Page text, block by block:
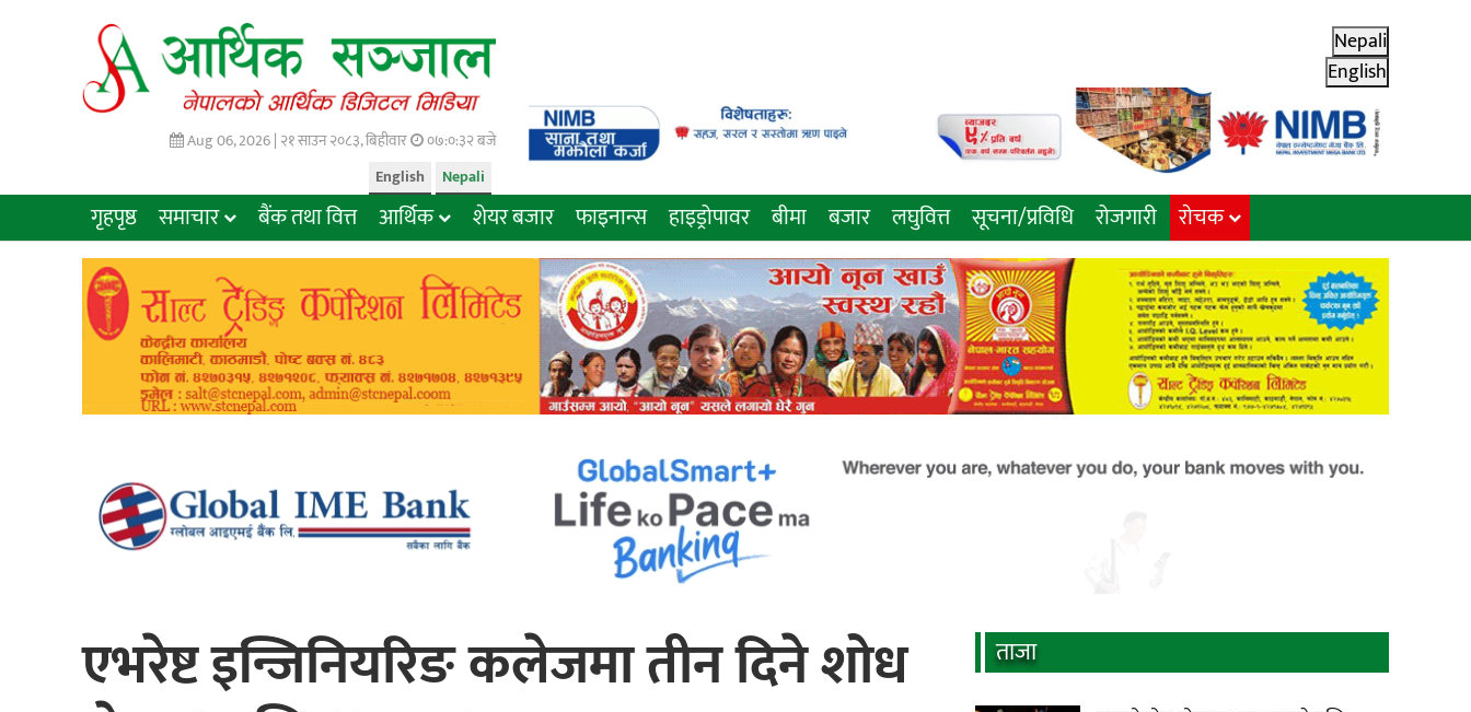
Aug 06, 2026 | २१ साउन २०८३, बिहीवार
०७:०:३३ बजे
Nepali
English
Nepali
English
गृहपृष्ठ समाचार बैंक तथा वित्त आर्थिक शेयर बजार फाइनान्स हाइड्रोपावर बीमा बजार लघुवित्त सूचना/प्रविधि रोजगारी राेचक
एभरेष्ट इन्जिनियरिङ कलेजमा तीन दिने शोध ताजा